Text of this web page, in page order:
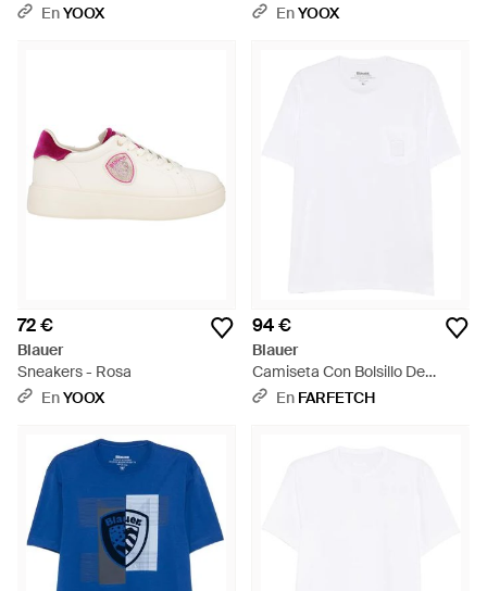
EnYOOX EnYOOX
72 €
Blauer
Sneakers - Rosa
EnYOOX
94 €
Blauer
Camiseta Con Bolsillo De
Parche Con Logo - Blanco
En FARFETCH